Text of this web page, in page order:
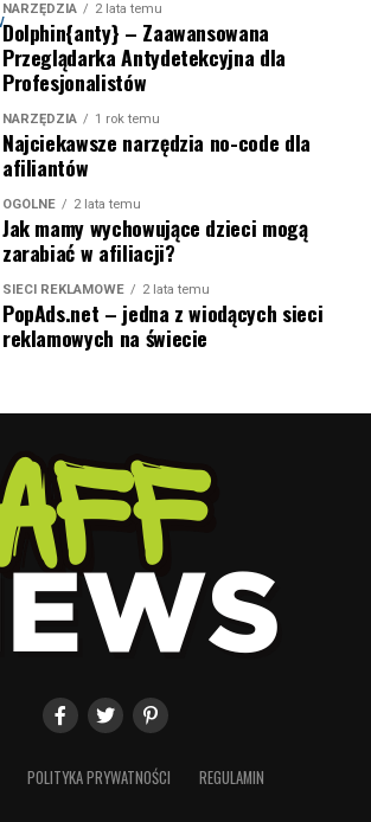
NARZĘDZIA 2 lata temu
Dolphin{anty} – Zaawansowana
Przeglądarka Antydetekcyjna dla
Profesjonalistów
NARZĘDZIA 1 rok temu
Najciekawsze narzędzia no-code dla
afiliantów
OGÓLNE 2 lata temu
Jak mamy wychowujące dzieci mogą
zarabiać w afiliacji?
SIECI REKLAMOWE 2 lata temu
PopAds.net – jedna z wiodących sieci
reklamowych na świecie
POLITYKA PRYWATNOŚCI REGULAMIN